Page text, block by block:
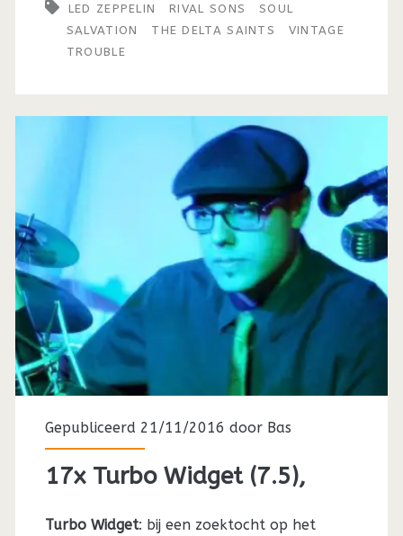
LED ZEPPELIN RIVAL SONS
SOUL
SALVATION
THE DELTA SAINTS
VINTAGE
TROUBLE
Gepubliceerd 21/11/2016 door Bas
17x Turbo Widget (7.5),
Turbo Widget: bij een zoektocht op het